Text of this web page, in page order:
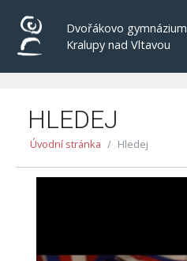
Dvořákovo gymnázium
Kralupy nad Vltavou
HLEDEJ
Úvodní stránka Hledej